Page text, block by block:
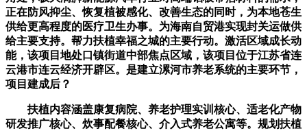
正在防风抑尘、恢复植被感化、改善生态的同时，为本地苍生
供给更高程度的医疗卫生办事。为海南自贸港实现封关运做供
给主要支持。帮力扶植幸福之城的主要行动。激活区域成长动
能，该项目地处口镇街道中部焦点区域，该项目位于江苏省连
云港市连云经济开辟区。是建立漯河市养老系统的主要环节，
项目建成后？
扶植内容涵盖康复病院、养老护理实训核心、适老化产物
研发推广核心、炊事配餐核心、介入式养老公寓等。规划扶植